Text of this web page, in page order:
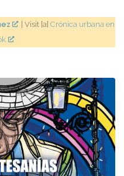
| Visit [a]Crónica urbana en